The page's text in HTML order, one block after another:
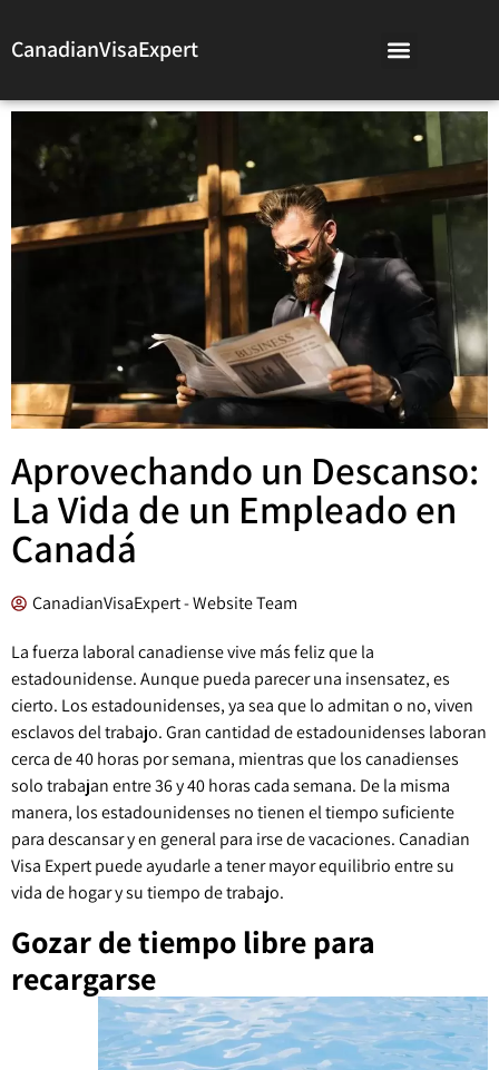
CanadianVisaExpert
Aprovechando un Descanso:
La Vida de un Empleado en
Canadá
CanadianVisaExpert - Website Team
La fuerza laboral canadiense vive más feliz que la
estadounidense. Aunque pueda parecer una insensatez, es
cierto. Los estadounidenses, ya sea que lo admitan o no, viven
esclavos del trabajo. Gran cantidad de estadounidenses laboran
cerca de 40 horas por semana, mientras que los canadienses
solo trabajan entre 36 y 40 horas cada semana. De la misma
manera, los estadounidenses no tienen el tiempo suficiente
para descansar y en general para irse de vacaciones. Canadian
Visa Expert puede ayudarle a tener mayor equilibrio entre su
vida de hogar y su tiempo de trabajo.
Gozar de tiempo libre para
recargarse